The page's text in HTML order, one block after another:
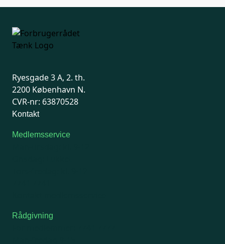
Ryesgade 3 A, 2. th.
2200 København N.
CVR-nr: 63870528
Kontakt
Medlemsservice
Rådgivning